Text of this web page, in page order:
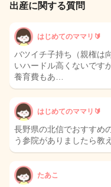
出産に関する質問
はじめてのママリ🔰
バツイチ子持ち（親権は
いハードル高くないです
養育費もあ…
はじめてのママリ🔰
長野県の北信でおすすめ
う参院がありましたら教
たあこ